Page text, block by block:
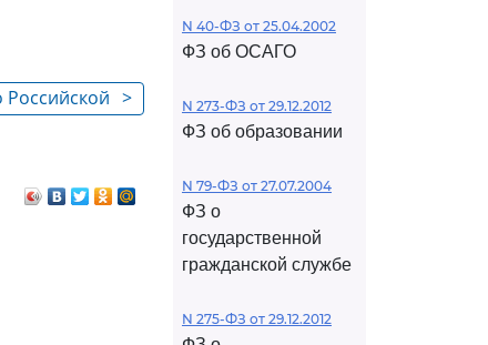
>
Российской
N 40-ФЗ от 25.04.2002
ФЗ об ОСАГО
N 273-ФЗ от 29.12.2012
ФЗ об образовании
N 79-ФЗ от 27.07.2004
ФЗ о
государственной
гражданской службе
N 275-ФЗ от 29.12.2012